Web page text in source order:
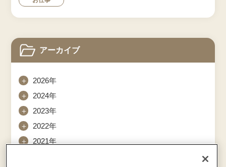
アーカイブ
＋
2026年
＋
2024年
＋
2023年
＋
2022年
＋
2021年